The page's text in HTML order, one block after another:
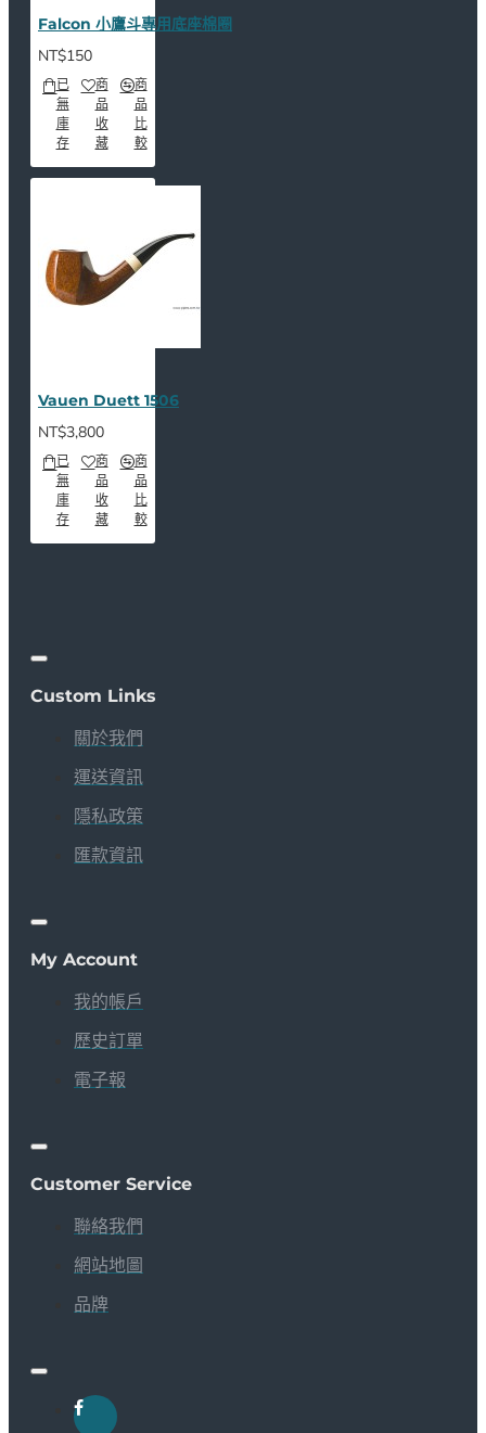
Falcon 小鷹斗專用底座棉圈
NT$150
已
無
庫
存
商
品
收
藏
商
品
比
較
Vauen Duett 1506
NT$3,800
已
無
庫
存
商
品
收
藏
商
品
比
較
Custom Links
關於我們
運送資訊
隱私政策
匯款資訊
My Account
我的帳戶
歷史訂單
電子報
Customer Service
聯絡我們
網站地圖
品牌